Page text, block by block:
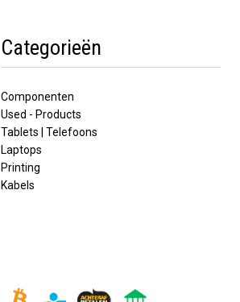
Categorieën
Componenten
Used - Products
Tablets | Telefoons
Laptops
Printing
Kabels